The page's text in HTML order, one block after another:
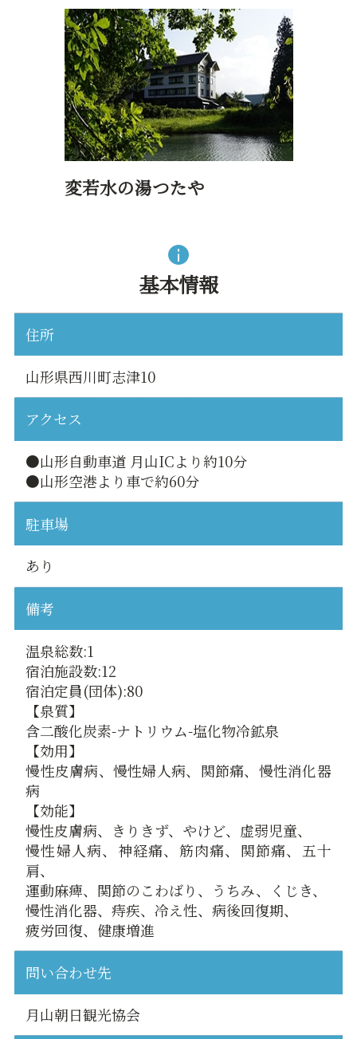
変若水の湯つたや
基本情報
住所
山形県西川町志津10
アクセス
●山形自動車道 月山ICより約10分
●山形空港より車で約60分
駐車場
あり
備考
温泉総数:1
宿泊施設数:12
宿泊定員(団体):80
【泉質】
含二酸化炭素-ナトリウム-塩化物冷鉱泉
【効用】
慢性皮膚病、慢性婦人病、関節痛、慢性消化器
病
【効能】
慢性皮膚病、きりきず、やけど、虚弱児童、
慢性婦人病、神経痛、筋肉痛、関節痛、五十
肩、
運動麻痺、関節のこわばり、うちみ、くじき、
慢性消化器、痔疾、冷え性、病後回復期、
疲労回復、健康増進
問い合わせ先
月山朝日観光協会